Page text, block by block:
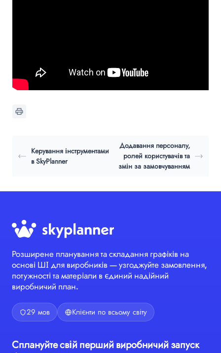
Керування інструментами
в SkyPlanner
Додавання персоналу,
ролей користувачів та
змін за замовчуванням
Розширене планування та складання графіків на
основі ШІ для виробників — узгоджуйте замовлення,
потужності та матеріали в єдиний надійний
виробничий план.
29 мов Клієнти по всьому світу
Сплануйте свій перший виробничий запуск